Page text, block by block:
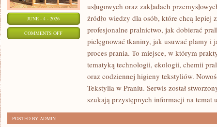
JUNE - 4 - 2026
COMMENTS OFFON
URZĄDZENIA
PRALNICZE
usługowych oraz zakładach
źródło wiedzy dla osób, które chcą lepiej
profesjonalne pralnictwo, jak dobierać
pielęgnować tkaniny, jak usuwać plamy i
proces prania. To miejsce, w którym
tematyką technologii, ekologii, chemii
oraz codziennej higieny tekstyliów.
Tekstylia w Praniu. Serwis został
szukają przystępnych informacji na temat
POSTED BY ADMIN